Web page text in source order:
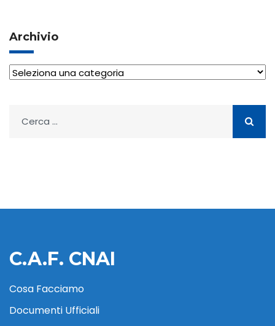
Archivio
Archivio
per:
C.A.F. CNAI
Cosa Facciamo
Documenti Ufficiali